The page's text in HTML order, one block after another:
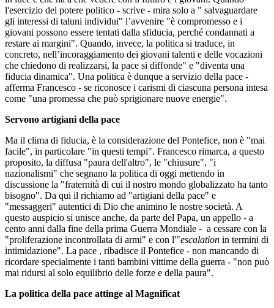
l'esercizio del potere politico - scrive - mira solo a " salvaguardare
gli interessi di taluni individui" l’avvenire "è compromesso e i
giovani possono essere tentati dalla sfiducia, perché condannati a
restare ai margini". Quando, invece, la politica si traduce, in
concreto, nell’incoraggiamento dei giovani talenti e delle vocazioni
che chiedono di realizzarsi, la pace si diffonde" e "diventa una
fiducia dinamica". Una politica è dunque a servizio della pace -
afferma Francesco - se riconosce i carismi di ciascuna persona intesa
come "una promessa che può sprigionare nuove energie".
Servono artigiani della pace
Ma il clima di fiducia, è la considerazione del Pontefice, non è "mai
facile", in particolare "in questi tempi". Francesco rimarca, a questo
proposito, la diffusa "paura dell'altro", le "chiusure", "i
nazionalismi" che segnano la politica di oggi mettendo in
discussione la "fraternità di cui il nostro mondo globalizzato ha tanto
bisogno". Da qui il richiamo ad "artigiani della pace" e
"messaggeri" autentici di Dio che animino le nostre società. A
questo auspicio si unisce anche, da parte del Papa, un appello - a
cento anni dalla fine della prima Guerra Mondiale - a cessare con la
"proliferazione incontrollata di armi" e con l'"escalation in termini di
intimidazione". La pace , ribadisce il Pontefice - non mancando di
ricordare specialmente i tanti bambini vittime della guerra - "non può
mai ridursi al solo equilibrio delle forze e della paura".
La politica della pace attinge al Magnificat